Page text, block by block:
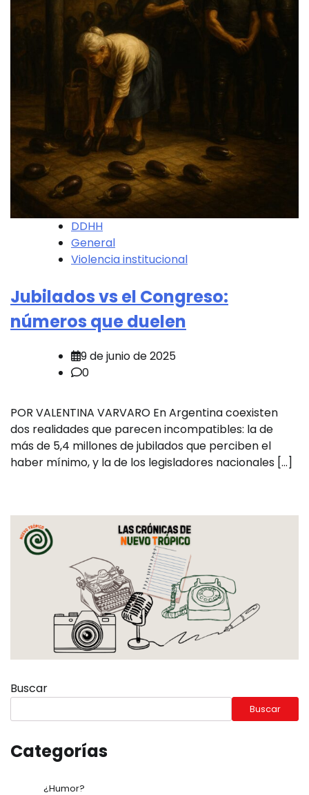
DDHH
General
Violencia institucional
Jubilados vs el Congreso:
números que duelen
9 de junio de 2025
0
POR VALENTINA VARVARO En Argentina coexisten
dos realidades que parecen incompatibles: la de
más de 5,4 millones de jubilados que perciben el
haber mínimo, y la de los legisladores nacionales […]
Buscar
Buscar
Categorías
¿Humor?